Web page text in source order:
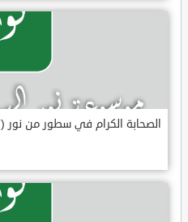
الصحابة الكرام في سطور من نور (7)